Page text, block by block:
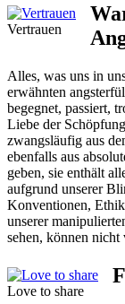
Vertrauen
Alles, was uns in
erwähnten
begegnet, passiert,
Liebe der
zwangsläufig aus
ebenfalls aus
geben, sie enthält
aufgrund unserer
Konventionen,
unserer
sehen, können nicht
Love to share